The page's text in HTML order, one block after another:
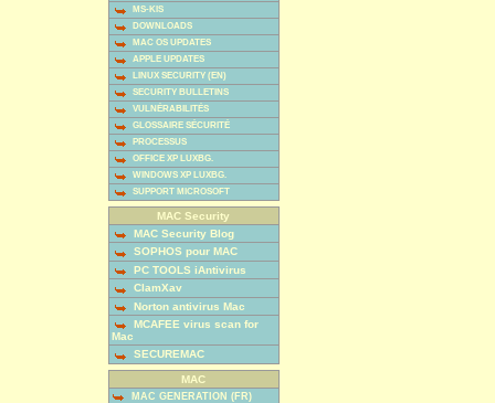
MS-KIS
DOWNLOADS
MAC OS UPDATES
APPLE UPDATES
LINUX SECURITY (EN)
SECURITY BULLETINS
VULNÉRABILITÉS
GLOSSAIRE SÉCURITÉ
PROCESSUS
OFFICE XP LUXBG.
WINDOWS XP LUXBG.
SUPPORT MICROSOFT
MAC Security
MAC Security Blog
SOPHOS pour MAC
PC TOOLS iAntivirus
ClamXav
Norton antivirus Mac
MCAFEE virus scan for
Mac
SECUREMAC
MAC
MAC GENERATION (FR)